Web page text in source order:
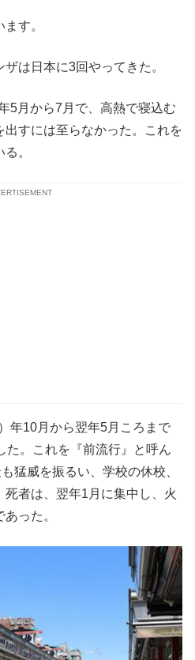
す。
ザは日本に3回やってきた。
5月から7月で、高熱で寝込む
すには至らなかった。これを
。
年10月から翌年5月ころまで
た。これを『前流行』と呼ん
猛威を振るい、学校の休校、
者は、翌年1月に集中し、火
った。